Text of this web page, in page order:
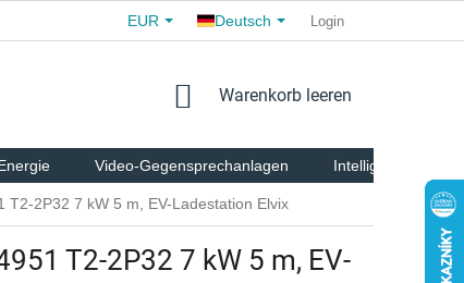
ALLGEMEINE GESCHÄFTSBEDINGUNGEN
EUR Deutsch Login
WARENKORB
Warenkorb leeren
Video-Gegensprechanlagen Intelligente
2P32 7 kW 5 m, EV-Ladestation Elvix
T2-2P32 7 kW 5 m, EV-